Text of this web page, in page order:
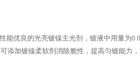
能优良的光亮镀镍主光剂，镀液中用量为
添加镀镍柔软剂消除脆性，提高匀镀能力